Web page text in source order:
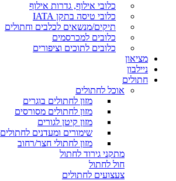
כלובי אילוף, גדרות אילוף
כלובי טיסה בתקן IATA
תיקים/מנשאים לכלבים וחתולים
כלובים למכרסמים
כלובים לתוכים וציפורים
מציאון
ניילבון
חתולים
אוכל לחתולים
מזון לחתולים בוגרים
מזון לחתולים מסורסים
מזון קיטן לגורים
שימורים ומעדנים לחתולים
מזון לחתולי חצר/רחוב
מתקני גירוד לחתול
חול לחתול
צעצועים לחתולים